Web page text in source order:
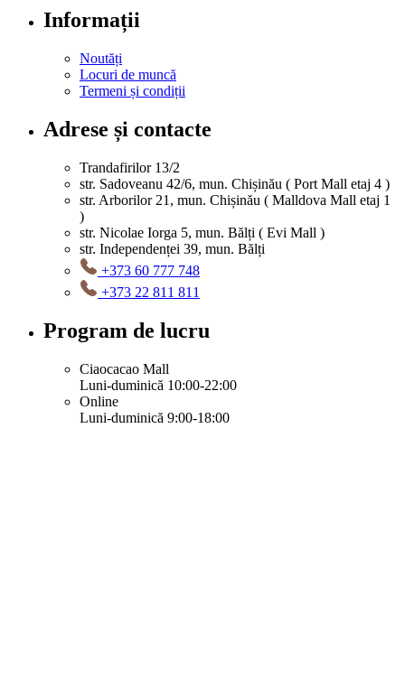
Informații
Noutăți
Locuri de muncă
Termeni și condiții
Adrese și contacte
Trandafirilor 13/2
str. Sadoveanu 42/6, mun. Chișinău ( Port Mall etaj 4 )
str. Arborilor 21, mun. Chișinău ( Malldova Mall etaj 1
)
str. Nicolae Iorga 5, mun. Bălți ( Evi Mall )
str. Independenței 39, mun. Bălți
+373 60 777 748
+373 22 811 811
Program de lucru
Ciaocacao Mall
Luni-duminică 10:00-22:00
Online
Luni-duminică 9:00-18:00